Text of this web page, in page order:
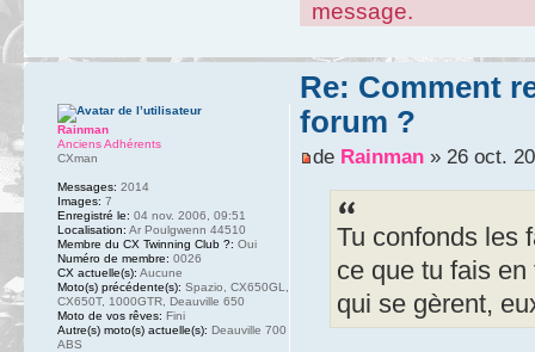
message.
Re: Comment
forum ?
de Rainman» 26 oct.
Tu confonds les
ce que tu fais
qui se gèrent,
Rainman
Anciens Adhérents
CXman
Messages: 2014
Images: 7
Enregistré le: 04 nov. 2006, 09:51
Localisation: Ar Poulgwenn 44510
Membre du CX Twinning Club ?: Oui
Numéro de membre: 0026
CX actuelle(s): Aucune
Moto(s) précédente(s): Spazio, CX650GL,
CX650T, 1000GTR, Deauville 650
Moto de vos rêves: Fini
Autre(s) moto(s) actuelle(s): Deauville 700
ABS